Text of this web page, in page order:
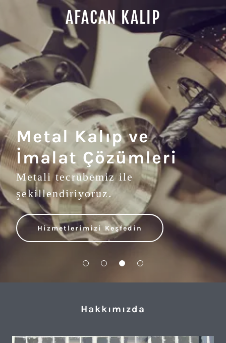
AFACAN KALIP
Metal Kalıp ve
İmalat Çözümleri
Metali tecrübemiz ile
şekillendiriyoruz.
Hizmetlerimizi Keşfedin
Hakkımızda